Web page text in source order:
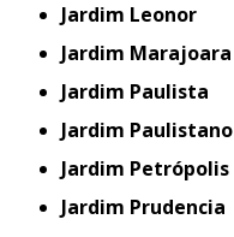
Jardim Leonor
Jardim Marajoara
Jardim Paulista
Jardim Paulistano
Jardim Petrópolis
Jardim Prudencia